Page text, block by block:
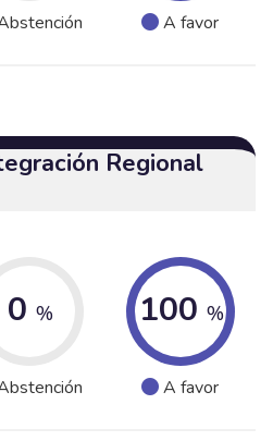
A favor
Regional
0 % 100 %
A favor